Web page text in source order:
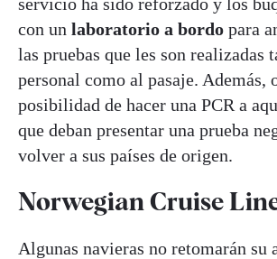
con un laboratorio a bordo para
las pruebas que les son realizadas
personal como al pasaje. Además,
posibilidad de hacer una PCR a
que deban presentar una prueba
volver a sus países de origen.
Norwegian Cruise
Algunas navieras no retomarán su